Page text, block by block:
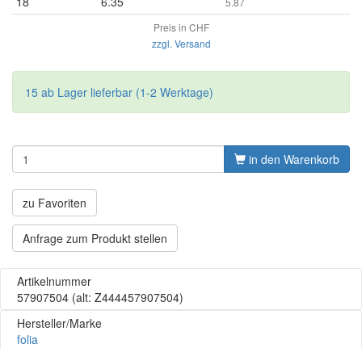
Preis in CHF
zzgl. Versand
15 ab Lager lieferbar (1-2 Werktage)
in den Warenkorb
zu Favoriten
Anfrage zum Produkt stellen
Artikelnummer
57907504 (alt: Z444457907504)
Hersteller/Marke
folia